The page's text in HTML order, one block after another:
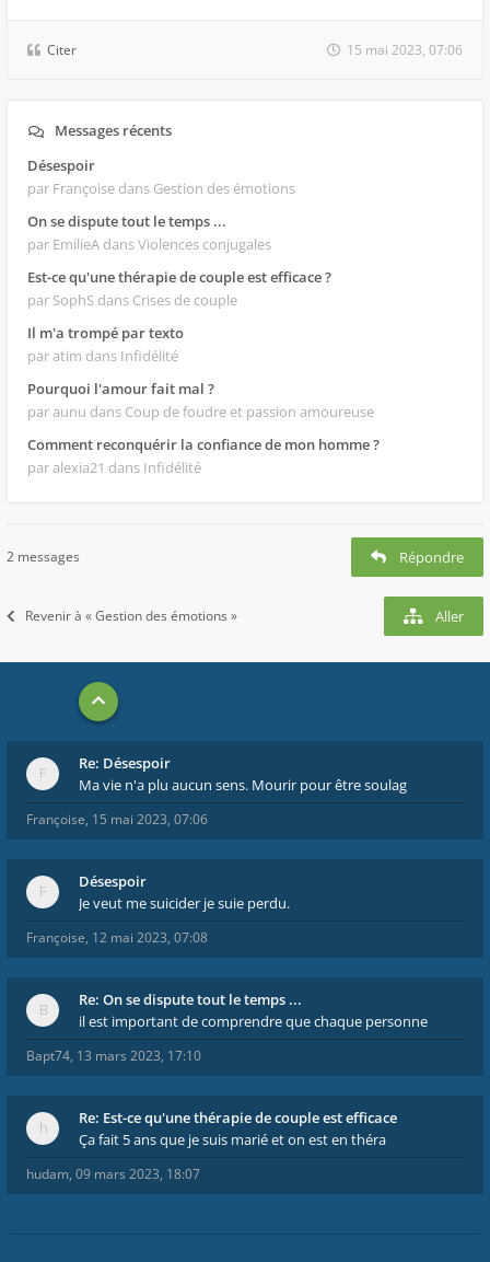
Citer 15 mai 2023, 07:06
Messages récents
Désespoir
par Françoise dans Gestion des émotions
On se dispute tout le temps ...
par EmilieA dans Violences conjugales
Est-ce qu'une thérapie de couple est efficace ?
par SophS dans Crises de couple
Il m'a trompé par texto
par atim dans Infidélité
Pourquoi l'amour fait mal ?
par aunu dans Coup de foudre et passion amoureuse
Comment reconquérir la confiance de mon homme ?
par alexia21 dans Infidélité
2 messages Répondre
Revenir à « Gestion des émotions » Aller
Re: Désespoir
Ma vie n'a plu aucun sens. Mourir pour être soulag
Françoise, 15 mai 2023, 07:06
Désespoir
Je veut me suicider je suie perdu.
Françoise, 12 mai 2023, 07:08
Re: On se dispute tout le temps ...
il est important de comprendre que chaque personne
Bapt74, 13 mars 2023, 17:10
Re: Est-ce qu'une thérapie de couple est efficace
Ça fait 5 ans que je suis marié et on est en théra
hudam, 09 mars 2023, 18:07